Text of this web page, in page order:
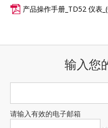
产品操作手册_TD52 仪表
输入您
请输入有效的电子邮箱